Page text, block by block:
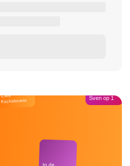
Café
Kockelmann
In de
Sven op 1